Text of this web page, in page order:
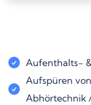
Aufenthalts-
Aufspüren
Abhörtechnik